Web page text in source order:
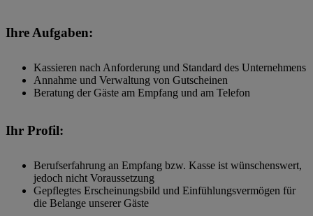
Ihre Aufgaben:
Kassieren nach Anforderung und Standard des Unternehmens
Annahme und Verwaltung von Gutscheinen
Beratung der Gäste am Empfang und am Telefon
Ihr Profil:
Berufserfahrung an Empfang bzw. Kasse ist wünschenswert,
jedoch nicht Voraussetzung
Gepflegtes Erscheinungsbild und Einfühlungsvermögen für
die Belange unserer Gäste